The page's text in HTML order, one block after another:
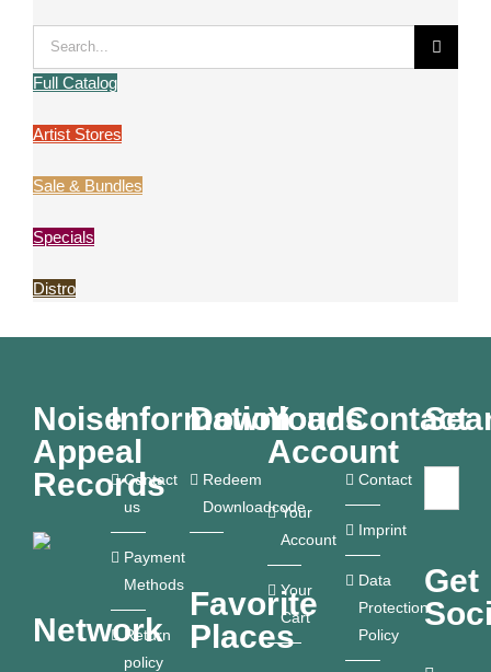
Search
for:
Full Catalog
Artist Stores
Sale & Bundles
Specials
Distro
Noise
Appeal
Records
Network
Information
Contact
us
Payment
Methods
Return
policy
Downloads
Redeem
Downloadcode
Favorite
Places
Your
Account
Your
Account
Your
Cart
Contact
Contact
Imprint
Data
Protection
Policy
Get